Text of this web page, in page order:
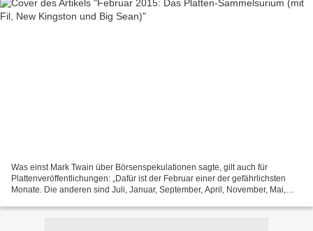
Was einst Mark Twain über Börsenspekulationen sagte, gilt auch für
Plattenveröffentlichungen: „Dafür ist der Februar einer der gefährlichsten
Monate. Die anderen sind Juli, Januar, September, April, November, Mai,